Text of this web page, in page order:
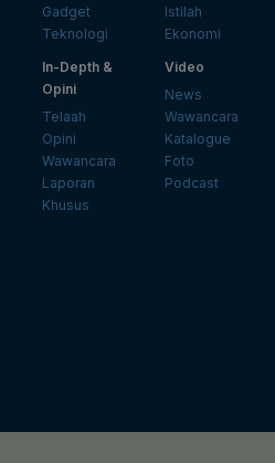
Gadget
Teknologi
Istilah
Ekonomi
In-Depth &
Opini
Telaah
Opini
Wawancara
Laporan
Khusus
Video
News
Wawancara
Katalogue
Foto
Podcast